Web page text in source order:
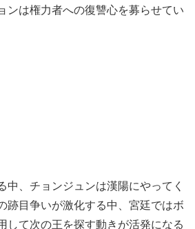
ンは権力者への復讐心を募らせてい
中、チョンジュンは漢陽にやってく
跡目争いが激化する中、宮廷ではボ
して次の王を探す動きが活発になる